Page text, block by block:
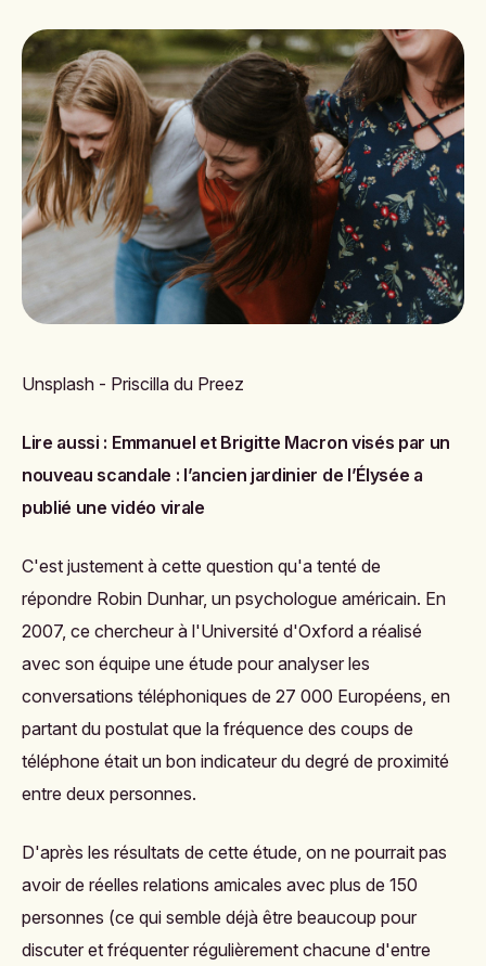
Unsplash - Priscilla du Preez
Lire aussi : Emmanuel et Brigitte Macron visés par un
nouveau scandale : l’ancien jardinier de l’Élysée a
publié une vidéo virale
C'est justement à cette question qu'a tenté de
répondre Robin Dunhar, un psychologue américain. En
2007, ce chercheur à l'Université d'Oxford a réalisé
avec son équipe une étude pour analyser les
conversations téléphoniques de 27 000 Européens, en
partant du postulat que la fréquence des coups de
téléphone était un bon indicateur du degré de proximité
entre deux personnes.
D'après les résultats de cette étude, on ne pourrait pas
avoir de réelles relations amicales avec plus de 150
personnes (ce qui semble déjà être beaucoup pour
discuter et fréquenter régulièrement chacune d'entre